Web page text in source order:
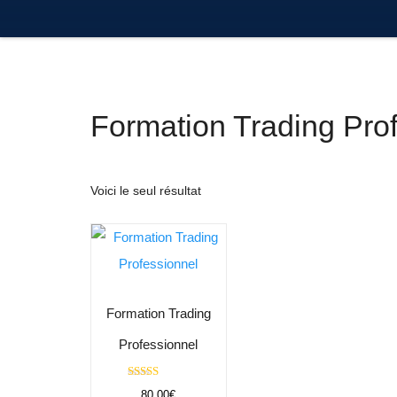
Formation Trading
Voici le seul résultat
Formation Trading
Professionnel
Note